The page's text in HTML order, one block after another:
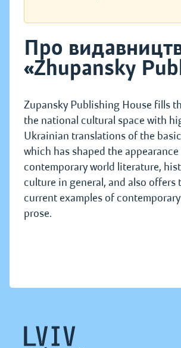
Про
«Zhupansky
Zupansky Publishing House fills
the national cultural space with
Ukrainian translations of the
which has shaped the
contemporary world literature,
culture in general, and also offers
current examples of
prose.